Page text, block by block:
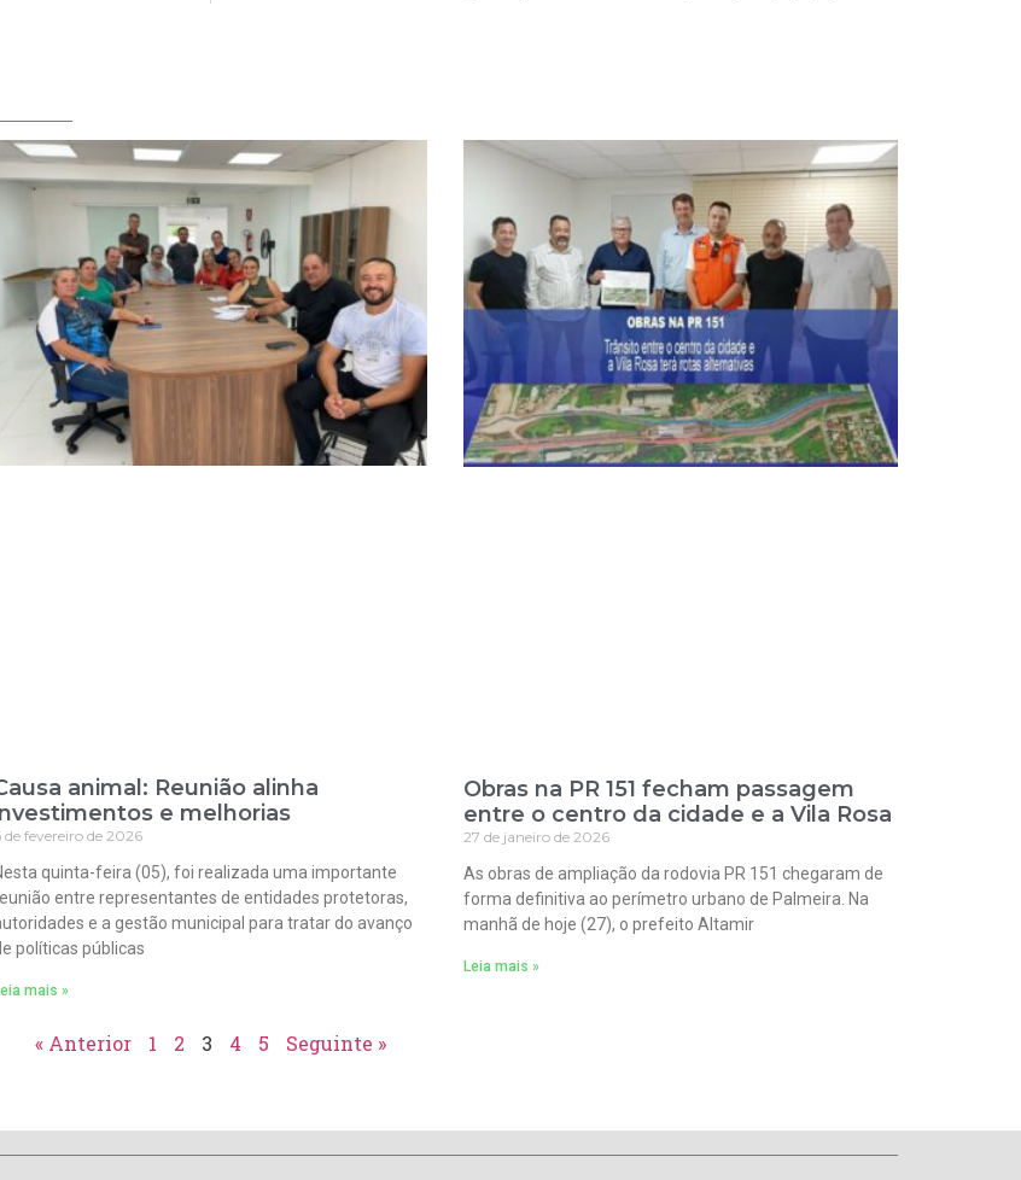
animal: Reunião alinha
e melhorias
de fevereiro de 2026
quinta-feira (05), foi realizada uma importante
entre representantes de entidades protetoras,
e a gestão municipal para tratar do avanço
políticas públicas
mais »
Obras na PR 151 fecham passagem
entre o centro da cidade e a Vila Rosa
27 de janeiro de 2026
As obras de ampliação da rodovia PR 151 chegaram de
forma definitiva ao perímetro urbano de Palmeira. Na
manhã de hoje (27), o prefeito Altamir
Leia mais »
« Anterior 1 2 3 4 5 Seguinte »